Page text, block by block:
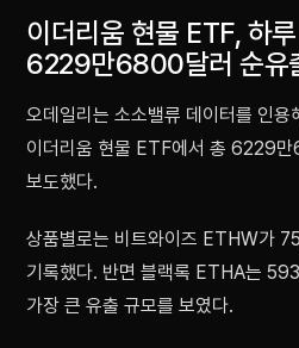
이더리움 현물 ETF, 하루
6229만6800달러 순유
오데일리는 소소밸류 데이터를 인용
이더리움 현물 ETF에서 총 6229
보도했다.
상품별로는 비트와이즈 ETHW가
기록했다. 반면 블랙록 ETHA는
가장 큰 유출 규모를 보였다.